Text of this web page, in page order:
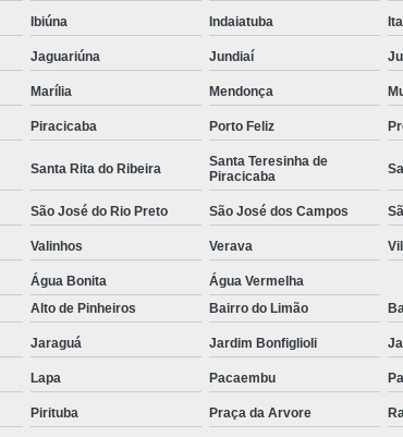
Ibiúna Indaiatuba
Jaguariúna Jundiaí
Marília Mendonça
Piracicaba Porto Feliz
Santa Rita do Ribeira
Santa Teresinha de
Piracicaba
São José do Rio Preto São José dos Campos
Valinhos Verava
Água Bonita
Água Vermelha
Alto de Pinheiros Bairro do Limão
Jaraguá Jardim Bonfiglioli
Lapa Pacaembu
Pirituba Praça da Arvore